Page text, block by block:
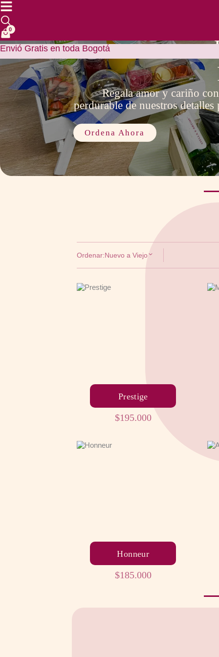
Ir
al
contenido
0
Envió Gratis en toda Bogotá
Regala amor y cariño
perdurable de nuestros detalles
Ordena Ahora
Ordenar:Nuevo a Viejo
Prestige
$195.000
Honneur
$185.000